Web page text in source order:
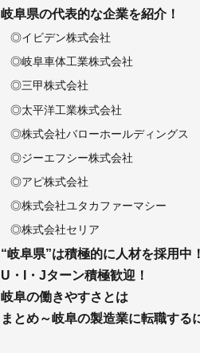
岐阜県の代表的な企業を紹介！
◎イビデン株式会社
◎岐阜車体工業株式会社
◎三甲株式会社
◎太平洋工業株式会社
◎株式会社バローホールディングス
◎ジーエフシー株式会社
◎アピ株式会社
◎株式会社ユタカファーマシー
◎株式会社セリア
“岐阜県”は積極的に人材を採用中！
U・I・Jターン積極歓迎！
岐阜の働きやすさとは
まとめ～岐阜の製造業に転職する